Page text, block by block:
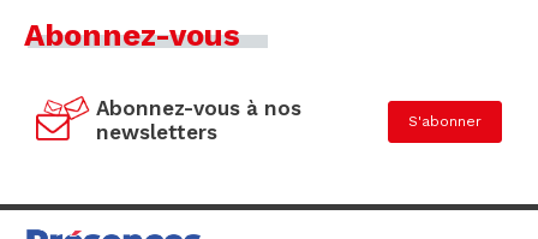
Abonnez-vous
Abonnez-vous à nos
newsletters
S'abonner